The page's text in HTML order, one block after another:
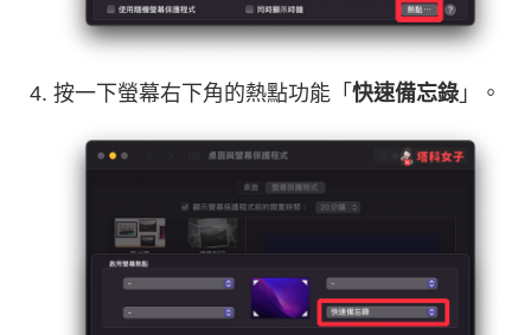
按一下螢幕右下角的熱點功能「 快速備忘錄 」。